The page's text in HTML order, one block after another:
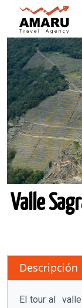
Valle
Descripción
El tour al